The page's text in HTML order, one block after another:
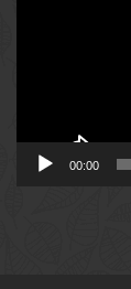
00:00